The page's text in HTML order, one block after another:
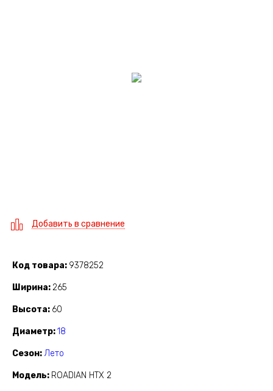
Добавить в сравнение
Код товара 9378252
Ширина 265
Высота 60
Диаметр 18
Сезон Лето
Модель ROADIAN HTX 2